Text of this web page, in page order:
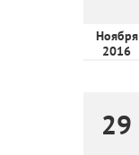
Ноября
2016
29